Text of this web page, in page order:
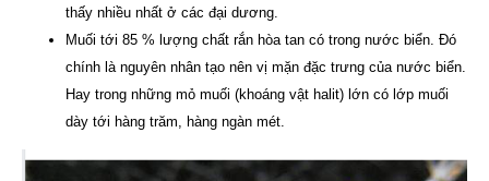
thấy nhiều nhất ở các đại dương.
Muối tới 85 % lượng chất rắn hòa tan có trong nước biển. Đó
chính là nguyên nhân tạo nên vị mặn đặc trưng của nước biển.
Hay trong những mỏ muối (khoáng vật halit) lớn có lớp muối
dày tới hàng trăm, hàng ngàn mét.